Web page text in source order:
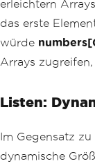
erleichtern
das erste
würde
Arrays
Listen:
Im Gegensatz
dynamische